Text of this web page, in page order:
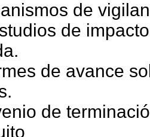
de
de
de avance
de